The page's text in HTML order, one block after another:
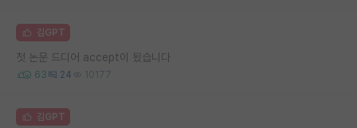
김GPT
첫 논문 드디어 accept이 됬습니다
63 24 10177
김GPT